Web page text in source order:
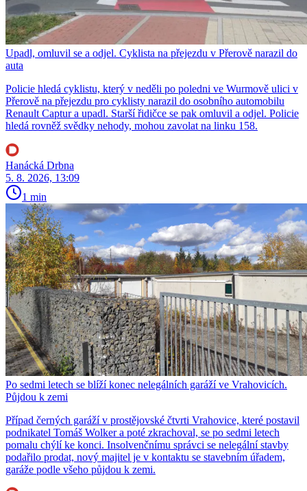
Upadl, omluvil se a odjel. Cyklista na přejezdu v Přerově narazil do
auta
Policie hledá cyklistu, který v neděli po poledni ve Wurmově ulici v
Přerově na přejezdu pro cyklisty narazil do osobního automobilu
Renault Captur a upadl. Starší řidičce se pak omluvil a odjel. Policie
hledá rovněž svědky nehody, mohou zavolat na linku 158.
Hanácká Drbna
5. 8. 2026, 13:09
1 min
Po sedmi letech se blíží konec nelegálních garáží ve Vrahovicích.
Půjdou k zemi
Případ černých garáží v prostějovské čtvrti Vrahovice, které postavil
podnikatel Tomáš Wolker a poté zkrachoval, se po sedmi letech
pomalu chýlí ke konci. Insolvenčnímu správci se nelegální stavby
podařilo prodat, nový majitel je v kontaktu se stavebním úřadem,
garáže podle všeho půjdou k zemi.